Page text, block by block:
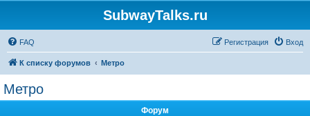
SubwayTalks.ru
FAQ Вход
Регистрация
К списку форумов Метро
Метро
Форум